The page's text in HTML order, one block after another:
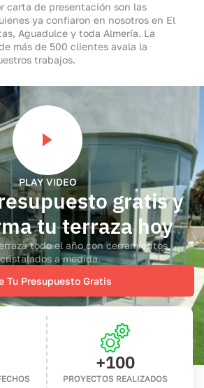
carta de presentación son las
ya confiaron en nosotros en El
Aguadulce y toda Almería. La
más de 500 clientes avala la
trabajos.
PLAY VIDEO
gratis y
tu terraza hoy
todo el año con cerramientos
a medida.
Tu Presupuesto Gratis
+100
PROYECTOS REALIZADOS